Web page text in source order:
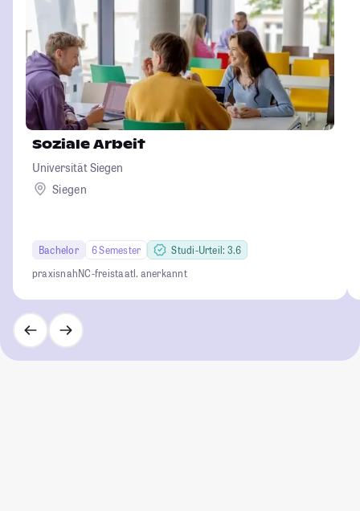
Soziale Arbeit
Universität Siegen
Siegen
Bachelor 6 Semester
Studi-Urteil: 3.6
praxisnahNC-freistaatl. anerkannt